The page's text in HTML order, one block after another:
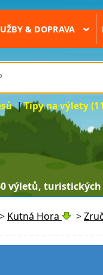
& DOPRAVA ›
|Tipy na výlety
výletů,
> Kutná Hora >